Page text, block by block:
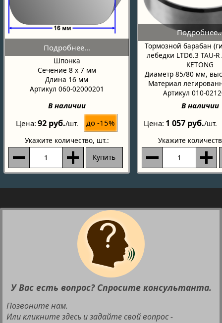
Шпонка
Сечение 8 х 7 мм
Длина 16 мм
Артикул 060-02000201
В наличии
Цена 92 руб./шт. до -15%
Укажите количество, шт.:
Купить
Тормозной барабан
лебедки LTD6.3 TAU-
KETONG
Диаметр 85/80 мм,
Материал
Артикул 010-
В наличии
Цена 1 057 руб./шт.
Укажите
У Вас есть вопрос? Спросите консультанта.
Позвоните нам.
Или кликните здесь и задайте свой вопрос -